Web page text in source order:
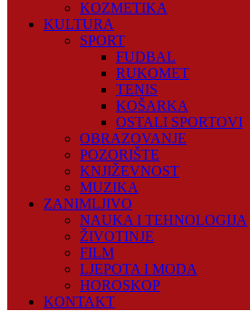
KOZMETIKA
KULTURA
SPORT
FUDBAL
RUKOMET
TENIS
KOŠARKA
OSTALI SPORTOVI
OBRAZOVANJE
POZORIŠTE
KNJIŽEVNOST
MUZIKA
ZANIMLJIVO
NAUKA I TEHNOLOGIJA
ŽIVOTINJE
FILM
LJEPOTA I MODA
HOROSKOP
KONTAKT